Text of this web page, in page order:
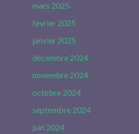
mars 2025
février 2025
janvier 2025
décembre 2024
novembre 2024
octobre 2024
septembre 2024
juin 2024